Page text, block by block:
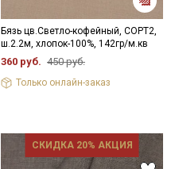
Бязь цв.Светло-кофейный, СОРТ2,
ш.2.2м, хлопок-100%, 142гр/м.кв
360 руб. 450 руб.
Только онлайн-заказ
СКИДКА 20% АКЦИЯ